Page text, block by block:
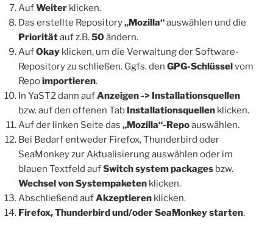
AufWeiter klicken.
Das erstellte Repository„Mozilla“auswählen und die
Prioritätauf z.B.50ändern.
AufOkay klicken, um die Verwaltung der Software-
Repository zu schließen. Ggfs. den GPG-Schlüsselvom
Repoimportieren.
In YaST2 dann aufAnzeigen -> Installationsquellen
bzw. auf den offenen Tab Installationsquellen klicken.
Auf der linken Seite das „Mozilla“-Repoauswählen.
Bei Bedarf entweder Firefox, Thunderbird oder
SeaMonkey zur Aktualisierung auswählen oder im
blauen Textfeld aufSwitch system packages bzw.
Wechsel von Systempaketen klicken.
Abschließend aufAkzeptieren klicken.
Firefox, Thunderbird und/oder SeaMonkey starten.